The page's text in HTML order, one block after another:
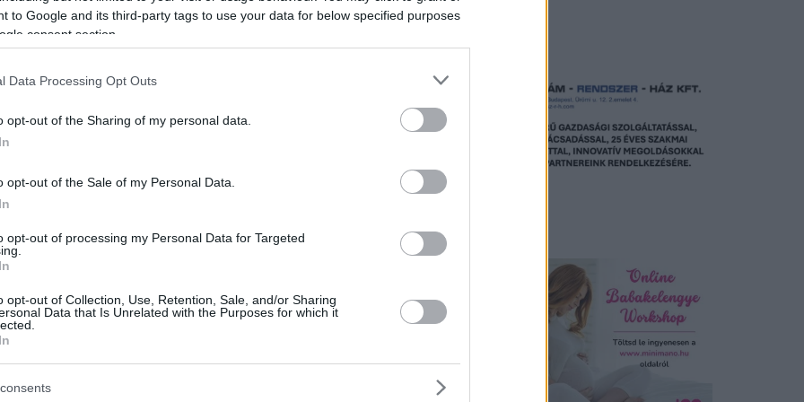
to Google and its third-party tags to use your data for below specified purposes
consent section.
Data Processing Opt Outs
opt-out of the Sharing of my personal data.
opt-out of the Sale of my Personal Data.
opt-out of processing my Personal Data for Targeted
opt-out of Collection, Use, Retention, Sale, and/or Sharing
Data that Is Unrelated with the Purposes for which it
esetben igazoltak influenza A vírust, 126
vírus (RSV), nyolc esetben adenovírus-fertőzés állt.